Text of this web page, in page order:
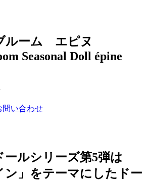
ルーム エピヌ
Seasonal Doll épine
問い合わせ
ールシリーズ第5弾は
ン」をテーマにしたドー